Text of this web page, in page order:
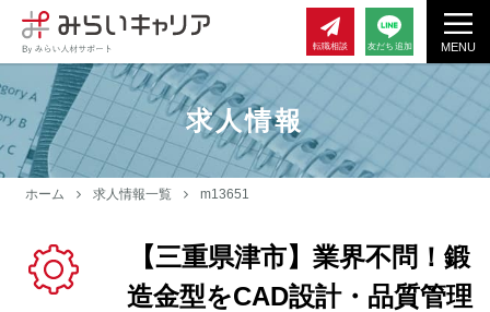
MENU
転職相談 友だち追加
求人情報
ホーム 求人情報一覧 m13651
【三重県津市】業界不問！鍛
造金型をCAD設計・品質管理